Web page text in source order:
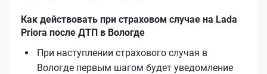
Как действовать при страховом случае на Lada
Priora после ДТП в Вологде
При наступлении страхового случая в
Вологде первым шагом будет уведомление